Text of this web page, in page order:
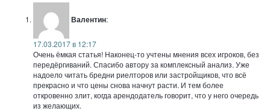
Валентин:
17.03.2017 в 12:17
Очень ёмкая статья! Наконец-то учтены мнения всех игроков, без
передёргиваний. Спасибо автору за комплексный анализ. Уже
надоело читать бредни риелторов или застройщиков, что всё
прекрасно и что цены снова начнут расти. И тем более
откровенно злит, когда арендодатель говорит, что у него очередь
из желающих.